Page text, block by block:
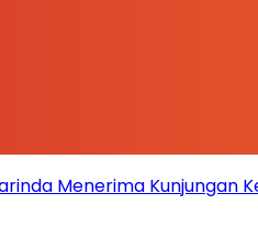
Menerima Kunjungan